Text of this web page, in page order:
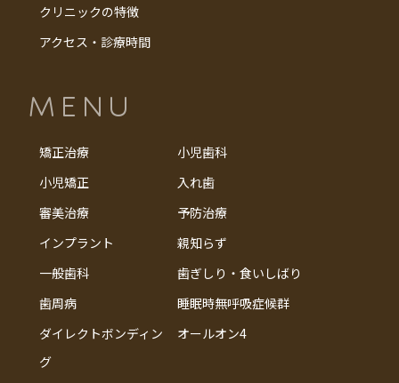
クリニックの特徴
アクセス・診療時間
MENU
矯正治療
小児歯科
小児矯正
入れ歯
審美治療
予防治療
インプラント
親知らず
一般歯科
歯ぎしり・食いしばり
歯周病
睡眠時無呼吸症候群
ダイレクトボンディン
グ
オールオン4